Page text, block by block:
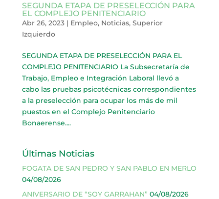
SEGUNDA ETAPA DE PRESELECCIÓN PARA
EL COMPLEJO PENITENCIARIO
Abr 26, 2023| Empleo, Noticias, Superior
Izquierdo
SEGUNDA ETAPA DE PRESELECCIÓN PARA EL
COMPLEJO PENITENCIARIO La Subsecretaría de
Trabajo, Empleo e Integración Laboral llevó a
cabo las pruebas psicotécnicas correspondientes
a la preselección para ocupar los más de mil
puestos en el Complejo Penitenciario
Bonaerense....
Últimas Noticias
FOGATA DE SAN PEDRO Y SAN PABLO EN MERLO
04/08/2026
ANIVERSARIO DE “SOY GARRAHAN” 04/08/2026